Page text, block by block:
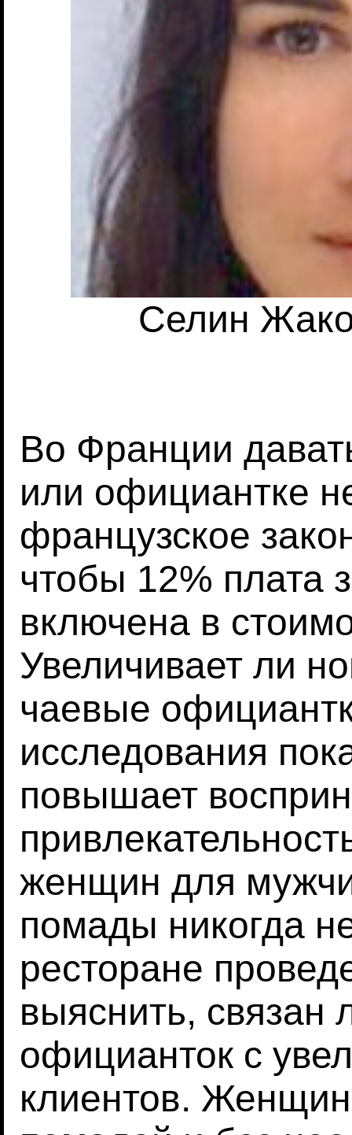
Селин
Во Франции
или официантке
французское
чтобы 12% плата
включена в
Увеличивает ли
чаевые
исследования
повышает
женщин для
помады никогда
ресторане
выяснить, связан
официанток с
клиентов.